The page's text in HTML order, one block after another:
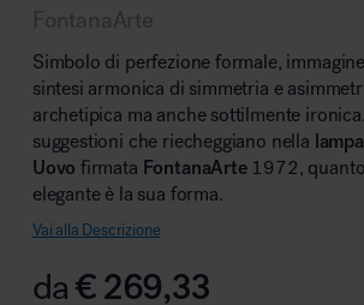
Area outdoor
FontanaArte
Simbolo di perfezione formale,
sintesi armonica di simmetria e
archetipica ma anche sottilmente
suggestioni che riecheggiano nella
Uovo firmata FontanaArte1972,
elegante è la sua forma.
Vai alla Descrizione
da€269,33